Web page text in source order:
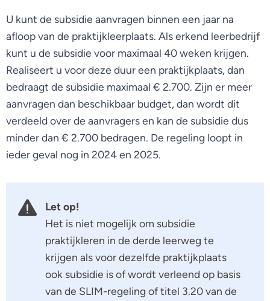
U kunt de subsidie aanvragen binnen een jaar na
afloop van de praktijkleerplaats. Als erkend leerbedrijf
kunt u de subsidie voor maximaal 40 weken krijgen.
Realiseert u voor deze duur een praktijkplaats, dan
bedraagt de subsidie maximaal € 2.700. Zijn er meer
aanvragen dan beschikbaar budget, dan wordt dit
verdeeld over de aanvragers en kan de subsidie dus
minder dan € 2.700 bedragen. De regeling loopt in
ieder geval nog in 2024 en 2025.
Let op!
Het is niet mogelijk om subsidie
praktijkleren in de derde leerweg te
krijgen als voor dezelfde praktijkplaats
ook subsidie is of wordt verleend op basis
van de SLIM-regeling of titel 3.20 van de